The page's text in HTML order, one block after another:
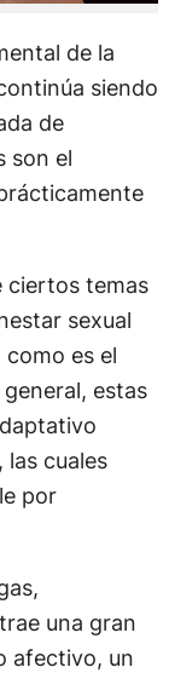
de la
siendo
de
son el
ciertos temas
sexual
es el
estas
las cuales
por
una gran
afectivo, un